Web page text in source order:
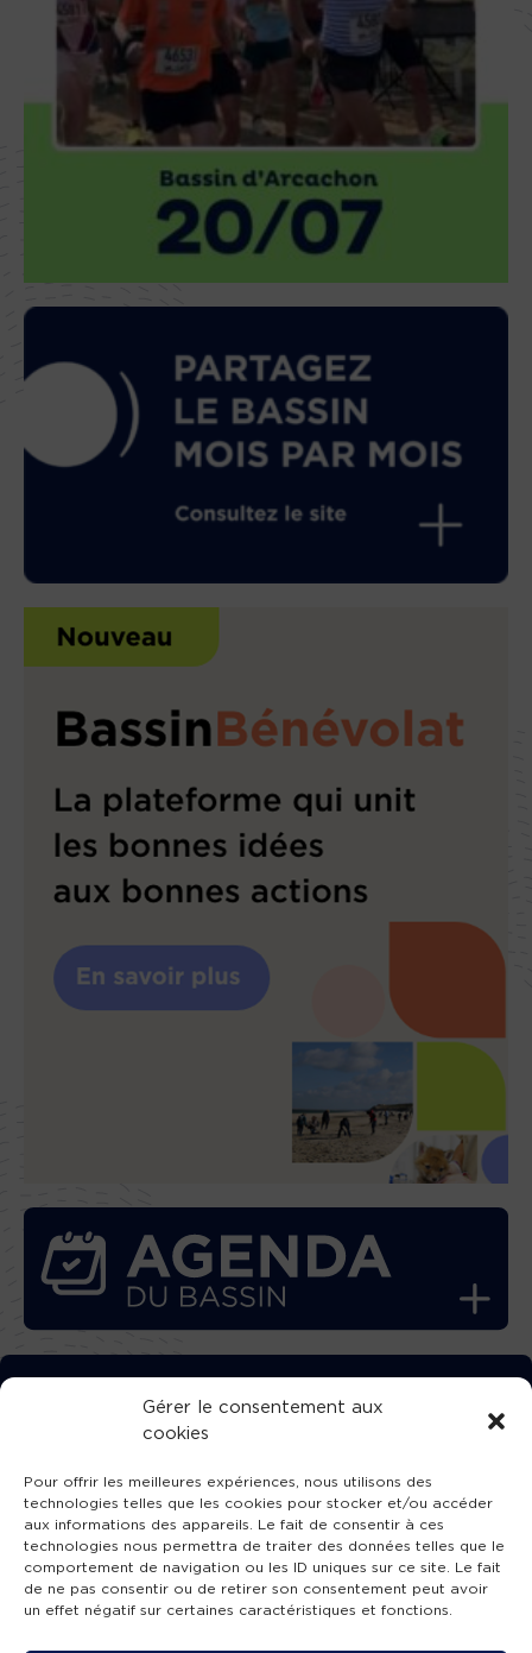
Gérer le consentement aux
cookies
Pour offrir les meilleures expériences, nous utilisons des
technologies telles que les cookies pour stocker et/ou accéder
aux informations des appareils. Le fait de consentir à ces
technologies nous permettra de traiter des données telles que le
comportement de navigation ou les ID uniques sur ce site. Le fait
de ne pas consentir ou de retirer son consentement peut avoir
un effet négatif sur certaines caractéristiques et fonctions.
TÉLÉCHARGEZ GRATUITEMENT
L’APPLICATION TVBA !
SUIVEZ-NOUS !